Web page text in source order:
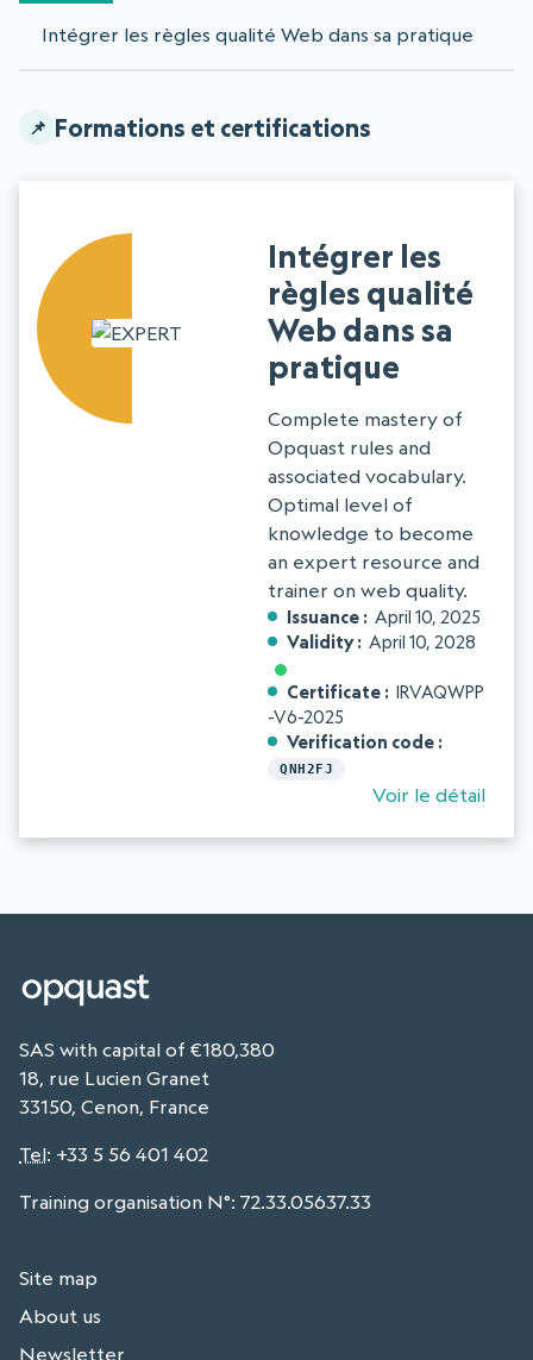
Intégrer les règles qualité Web dans sa pratique
Formations et certifications
Intégrer les
règles qualité
Web dans sa
pratique
Complete mastery of
Opquast rules and
associated vocabulary.
Optimal level of
knowledge to become
an expert resource and
trainer on web quality.
Issuance
April 10, 2025
Validity
April 10, 2028
Certificate
IRVAQWPP
-V6-2025
Verification code
QNH2FJ
Voir le détail
SAS with capital of €180,380
18, rue Lucien Granet
33150, Cenon, France
Tel: +33 5 56 401 402
Training organisation N°: 72.33.05637.33
Site map
About us
Newsletter